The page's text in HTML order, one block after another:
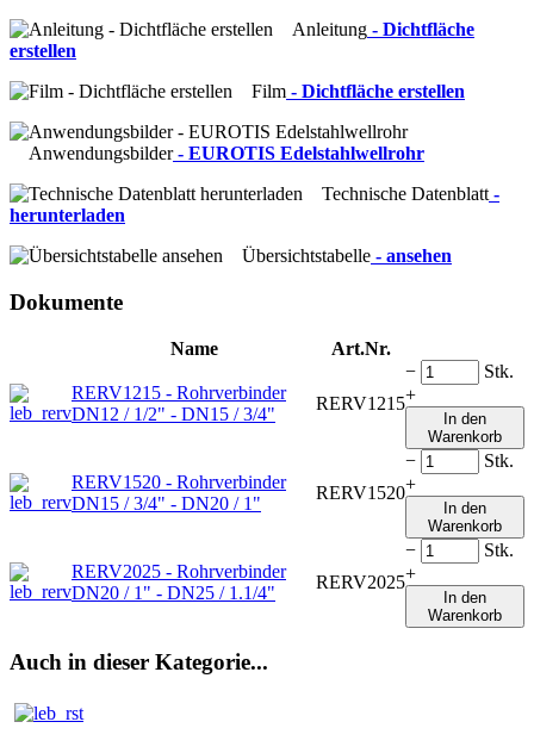
Anleitung - Dichtfläche
erstellen
Film - Dichtfläche erstellen
Anwendungsbilder- EUROTIS Edelstahlwellrohr
Technische Datenblatt -
herunterladen
Übersichtstabelle - ansehen
Dokumente
Name Art.Nr.
RERV1215 - Rohrverbinder
DN12 / 1/2" - DN15 / 3/4"
RERV1215
−
Stk.
+
In den
Warenkorb
RERV1520 - Rohrverbinder
DN15 / 3/4" - DN20 / 1"
RERV1520
−
Stk.
+
In den
Warenkorb
RERV2025 - Rohrverbinder
DN20 / 1" - DN25 / 1.1/4"
RERV2025
−
Stk.
+
In den
Warenkorb
Auch in dieser Kategorie...